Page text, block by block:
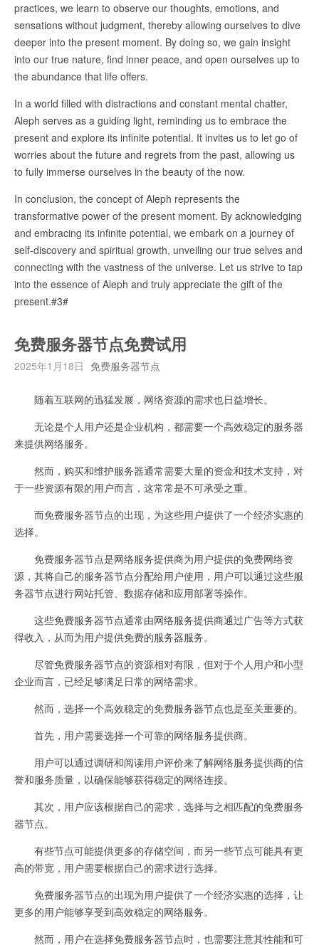
practices, we learn to observe our thoughts, emotions, and
sensations without judgment, thereby allowing ourselves to dive
deeper into the present moment. By doing so, we gain insight
into our true nature, find inner peace, and open ourselves up to
the abundance that life offers.
In a world filled with distractions and constant mental chatter,
Aleph serves as a guiding light, reminding us to embrace the
present and explore its infinite potential. It invites us to let go of
worries about the future and regrets from the past, allowing us
to fully immerse ourselves in the beauty of the now.
In conclusion, the concept of Aleph represents the
transformative power of the present moment. By acknowledging
and embracing its infinite potential, we embark on a journey of
self-discovery and spiritual growth, unveiling our true selves and
connecting with the vastness of the universe. Let us strive to tap
into the essence of Aleph and truly appreciate the gift of the
present.#3#
免费服务器节点免费试用
2025年1月18日 免费服务器节点
随着互联网的迅猛发展，网络资源的需求也日益增长。
无论是个人用户还是企业机构，都需要一个高效稳定的服务器
来提供网络服务。
然而，购买和维护服务器通常需要大量的资金和技术支持，对
于一些资源有限的用户而言，这常常是不可承受之重。
而免费服务器节点的出现，为这些用户提供了一个经济实惠的
选择。
免费服务器节点是网络服务提供商为用户提供的免费网络资
源，其将自己的服务器节点分配给用户使用，用户可以通过这些服
务器节点进行网站托管、数据存储和应用部署等操作。
这些免费服务器节点通常由网络服务提供商通过广告等方式获
得收入，从而为用户提供免费的服务器服务。
尽管免费服务器节点的资源相对有限，但对于个人用户和小型
企业而言，已经足够满足日常的网络需求。
然而，选择一个高效稳定的免费服务器节点也是至关重要的。
首先，用户需要选择一个可靠的网络服务提供商。
用户可以通过调研和阅读用户评价来了解网络服务提供商的信
誉和服务质量，以确保能够获得稳定的网络连接。
其次，用户应该根据自己的需求，选择与之相匹配的免费服务
器节点。
有些节点可能提供更多的存储空间，而另一些节点可能具有更
高的带宽，用户需要根据自己的需求进行选择。
免费服务器节点的出现为用户提供了一个经济实惠的选择，让
更多的用户能够享受到高效稳定的网络服务。
然而，用户在选择免费服务器节点时，也需要注意其性能和可